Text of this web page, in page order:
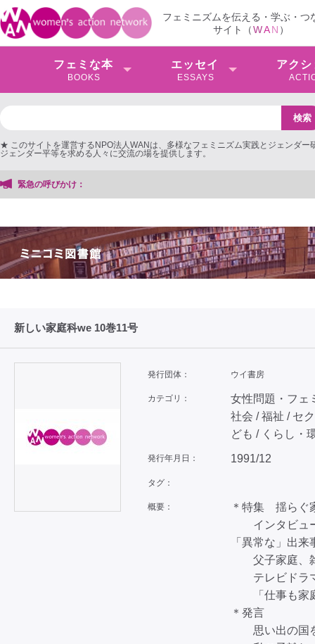
フェミニズムを伝える・学ぶ・つ
サイト（WAN ）
フェミな本
BOOKS
エッセイ
ESSAYS
アクシ
★ このサイトを運営するNPO法人WANは、多様なフェミニズム実践とジェンダー
ジェンダー平等を求める人々に交流の場を提供します。
緊急の呼びかけ：
新しい家庭科we 10巻11号
発行団体： ウイ書房
カテゴリ：
女性問題・フェ
社会 / 福祉 / セ
ども / くらし・
発行年月日： 1991/12
タグ：
概要：
＊特集 揺らぐ
インタビュ
「異常な」
父子家庭、
テレビドラ
「仕事も家
＊発言
思い出の国